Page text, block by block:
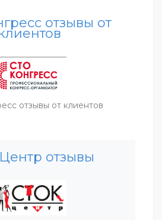
отзывы от
отзывы от клиентов
отзывы